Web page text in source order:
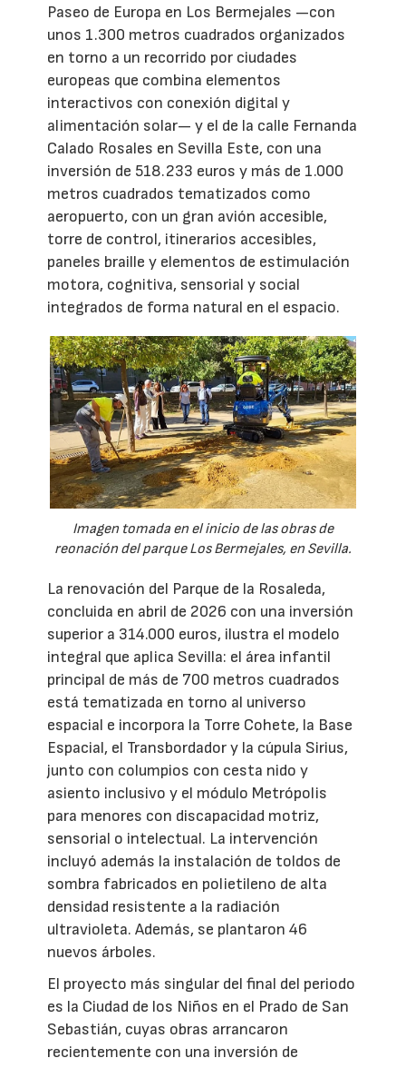
Paseo de Europa en Los Bermejales —con
unos 1.300 metros cuadrados organizados
en torno a un recorrido por ciudades
europeas que combina elementos
interactivos con conexión digital y
alimentación solar— y el de la calle Fernanda
Calado Rosales en Sevilla Este, con una
inversión de 518.233 euros y más de 1.000
metros cuadrados tematizados como
aeropuerto, con un gran avión accesible,
torre de control, itinerarios accesibles,
paneles braille y elementos de estimulación
motora, cognitiva, sensorial y social
integrados de forma natural en el espacio.
Imagen tomada en el inicio de las obras de
reonación del parque Los Bermejales, en Sevilla.
La renovación del Parque de la Rosaleda,
concluida en abril de 2026 con una inversión
superior a 314.000 euros, ilustra el modelo
integral que aplica Sevilla: el área infantil
principal de más de 700 metros cuadrados
está tematizada en torno al universo
espacial e incorpora la Torre Cohete, la Base
Espacial, el Transbordador y la cúpula Sirius,
junto con columpios con cesta nido y
asiento inclusivo y el módulo Metrópolis
para menores con discapacidad motriz,
sensorial o intelectual. La intervención
incluyó además la instalación de toldos de
sombra fabricados en polietileno de alta
densidad resistente a la radiación
ultravioleta. Además, se plantaron 46
nuevos árboles.
El proyecto más singular del final del periodo
es la Ciudad de los Niños en el Prado de San
Sebastián, cuyas obras arrancaron
recientemente con una inversión de